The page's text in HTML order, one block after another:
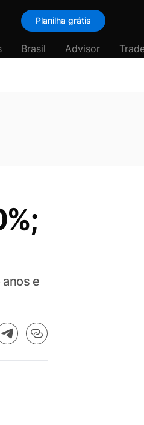
Planilha grátis
Brasil Advisor
e